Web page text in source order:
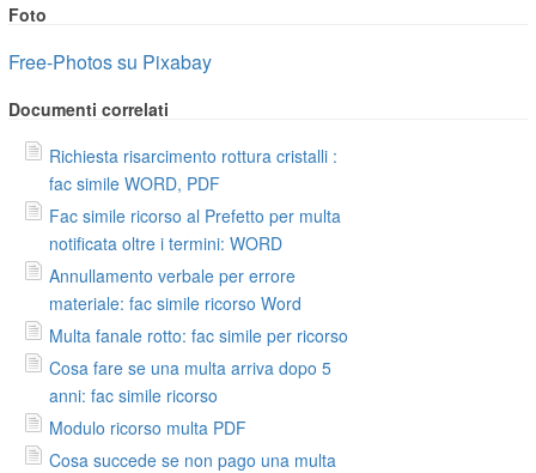
Foto
Free-Photos su Pixabay
Documenti correlati
Richiesta risarcimento rottura cristalli :
fac simile WORD, PDF
Fac simile ricorso al Prefetto per multa
notificata oltre i termini: WORD
Annullamento verbale per errore
materiale: fac simile ricorso Word
Multa fanale rotto: fac simile per ricorso
Cosa fare se una multa arriva dopo 5
anni: fac simile ricorso
Modulo ricorso multa PDF
Cosa succede se non pago una multa